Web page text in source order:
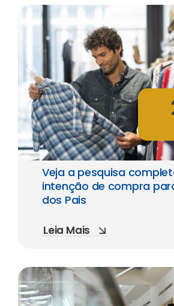
Veja a pesquisa
intenção de compra
dos Pais
Leia Mais